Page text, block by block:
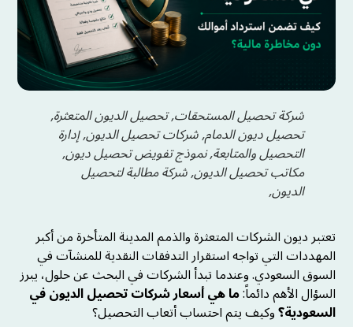
شركة تحصيل المستحقات, تحصيل الديون المتعثرة,
تحصيل ديون الدمام, شركات تحصيل الديون, إدارة
التحصيل والمتابعة, نموذج تفويض تحصيل ديون,
مكاتب تحصيل الديون, شركة مطالبة لتحصيل
الديون,
تعتبر ديون الشركات المتعثرة والذمم المدينة المتأخرة من أكبر
المهددات التي تواجه استقرار التدفقات النقدية للمنشآت في
السوق السعودي. وعندما تبدأ الشركات في البحث عن حلول، يبرز
السؤال الأهم دائماً:ما هي أسعار شركات تحصيل الديون في
السعودية؟وكيف يتم احتساب أتعاب التحصيل؟